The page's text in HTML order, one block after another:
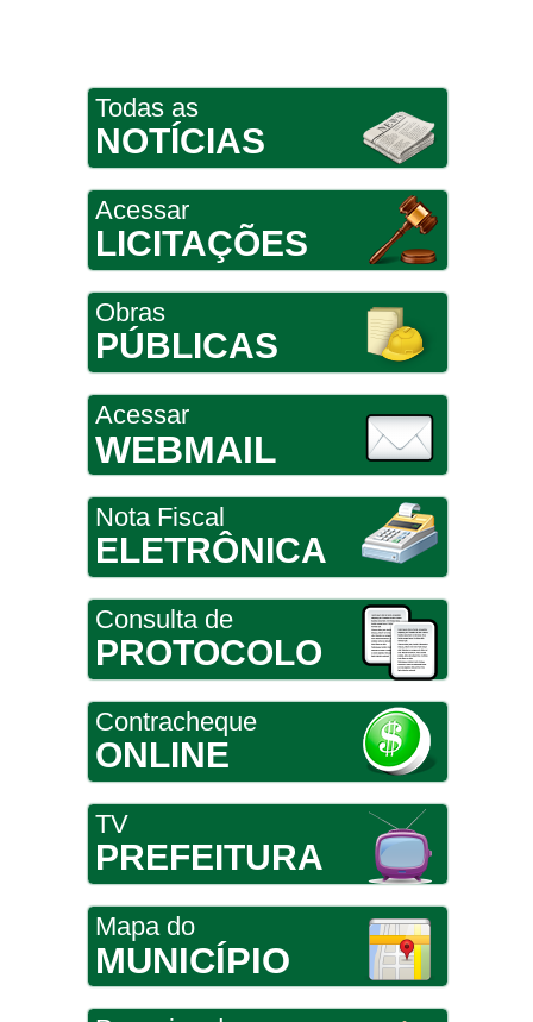
Todas as
NOTÍCIAS
Acessar
LICITAÇÕES
Obras
PÚBLICAS
Acessar
WEBMAIL
Nota Fiscal
ELETRÔNICA
Consulta de
PROTOCOLO
Contracheque
ONLINE
TV
PREFEITURA
Mapa do
MUNICÍPIO